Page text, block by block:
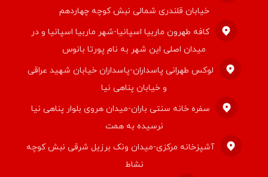
خیابان قلندری شمالی نبش کوچه چهاردهم
کافه طهرون ماربیا اسپانیا-شهر ماربیا اسپانیا و در
میدان اصلی این شهر به نام پورتا بانوس
لوکس طهرانی پاسداران-پاسداران خیابان شهید عراقی
و خیابان پناهی نیا
سفره خانه سنتی باران-میدان هروی بلوار پناهی نیا
نرسیده به همت
آشپزخانه مرکزی-میدان ونک برزیل شرقی نبش کوچه
نشاط